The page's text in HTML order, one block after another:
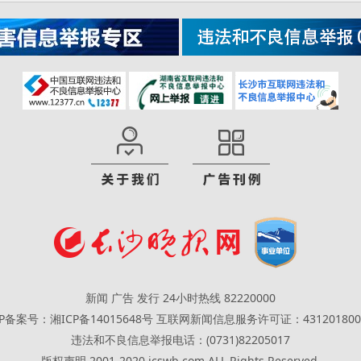
新闻 广告 发行 24小时热线 82220000
备案号：湘ICP备14015648号 互联网新闻信息服务许可证：
违法和不良信息举报电话：(0731)82205017